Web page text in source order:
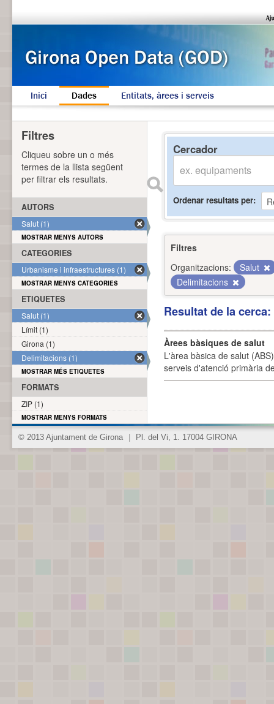
Inici Dades Entitats, àrees i serveis
Cercador
Ordenar resultats per
Filtres
Organitzacions:
Salut
Delimitacions
Resultat de la
Àrees bàsiques de salut
L'àrea bàsica de salut
serveis d'atenció primària
Filtres
Cliqueu sobre un o més
termes de la llista següent
per filtrar els resultats.
AUTORS
Salut (1)
MOSTRAR MENYS AUTORS
CATEGORIES
Urbanisme i infraestructures (1)
MOSTRAR MENYS CATEGORIES
ETIQUETES
Salut (1)
Límit (1)
Girona (1)
Delimitacions (1)
MOSTRAR MÉS ETIQUETES
FORMATS
ZIP (1)
MOSTRAR MENYS FORMATS
© 2013 Ajuntament de Girona Pl. del Vi, 1. 17004 GIRONA